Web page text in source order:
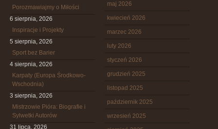
Porozmawiajmy o Miłości
6 sierpnia, 2026
Inspiracje i Projekty
5 sierpnia, 2026
Sport bez Barier
4 sierpnia, 2026
Karpaty (Europa Środkowo-
Wschodnia)
3 sierpnia, 2026
Mistrzowie Pióra: Biografie i
Sylwetki Autorów
31 lipca, 2026
maj 2026
kwiecień 2026
marzec 2026
luty 2026
styczeń 2026
grudzień 2025
listopad 2025
październik 2025
wrzesień 2025